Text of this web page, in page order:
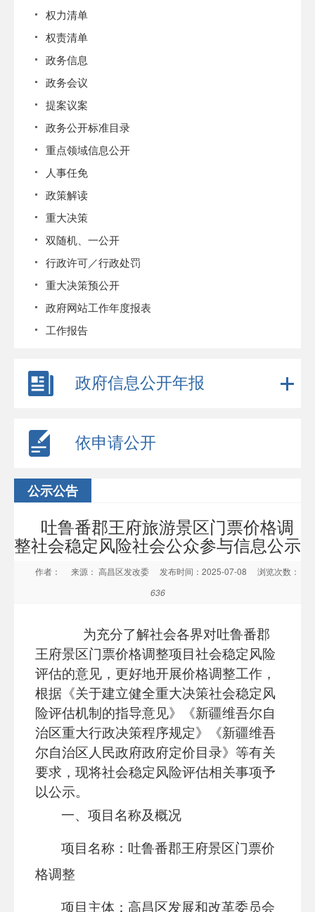
权力清单
权责清单
政务信息
政务会议
提案议案
政务公开标准目录
重点领域信息公开
人事任免
政策解读
重大决策
双随机、一公开
行政许可／行政处罚
重大决策预公开
政府网站工作年度报表
工作报告
政府信息公开年报
依申请公开
公示公告
吐鲁番郡王府旅游景区门票价格调
整社会稳定风险社会公众参与信息公示
作者： 来源： 高昌区发改委 发布时间：2025-07-08
浏览次数：
636
为充分了解社会各界对吐鲁番郡
王府景区门票价格调整项目社会稳定风险
评估的意见，更好地开展价格调整工作，
根据《关于建立健全重大决策社会稳定风
险评估机制的指导意见》《新疆维吾尔自
治区重大行政决策程序规定》《新疆维吾
尔自治区人民政府政府定价目录》等有关
要求，现将社会稳定风险评估相关事项予
以公示。
一、项目名称及概况
项目名称：吐鲁番郡王府景区门票价
格调整
项目主体：高昌区发展和改革委员会